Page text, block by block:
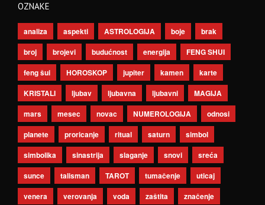
OZNAKE
analiza aspekti ASTROLOGIJA boje
brak
broj
brojevi budućnost energija
FENG SHUI
feng šui
HOROSKOP jupiter kamen
karte
KRISTALI
ljubav ljubavna ljubavni
MAGIJA
mars
mesec novac NUMEROLOGIJA
odnosi
planete
proricanje ritual saturn
simbol
simbolika
sinastrija slaganje snovi
sreća
sunce
talisman TAROT tumačenje
uticaj
venera
verovanja voda zaštita značenje